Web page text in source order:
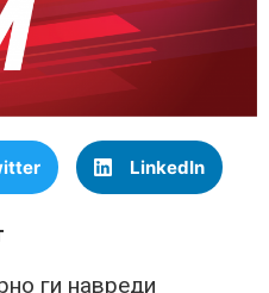
LinkedIn
ги навреди